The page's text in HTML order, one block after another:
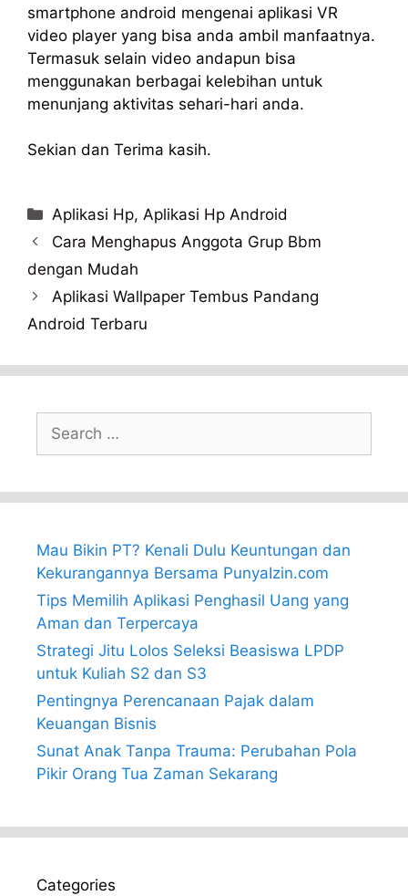
smartphone android mengenai aplikasi VR
video player yang bisa anda ambil manfaatnya.
Termasuk selain video andapun bisa
menggunakan berbagai kelebihan untuk
menunjang aktivitas sehari-hari anda.
Sekian dan Terima kasih.
Categories
Aplikasi Hp, Aplikasi Hp Android
Cara Menghapus Anggota Grup Bbm
dengan Mudah
Aplikasi Wallpaper Tembus Pandang
Android Terbaru
for:
Mau Bikin PT? Kenali Dulu Keuntungan dan
Kekurangannya Bersama PunyaIzin.com
Tips Memilih Aplikasi Penghasil Uang yang
Aman dan Terpercaya
Strategi Jitu Lolos Seleksi Beasiswa LPDP
untuk Kuliah S2 dan S3
Pentingnya Perencanaan Pajak dalam
Keuangan Bisnis
Sunat Anak Tanpa Trauma: Perubahan Pola
Pikir Orang Tua Zaman Sekarang
Categories